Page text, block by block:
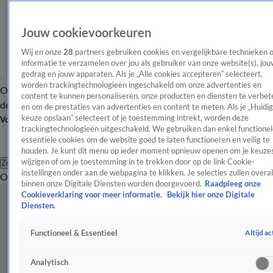
OverzichtAfleveringen Entertainment TV Algemeen
Tip
de redactieNieuwsbrief
Volg Shownieuws
Zoeken
OverzichtEntertainmentSpraakmakendRealityCrimeVideo's
Jouw cookievoorkeuren
Wij en onze 28 partners gebruiken cookies en vergelijkbare technieken
informatie te verzamelen over jou als gebruiker van onze website(s),
gedrag en jouw apparaten. Als je „Alle cookies accepteren” selecteert,
worden trackingtechnologieën ingeschakeld om onze advertenties en
content te kunnen personaliseren, onze producten en diensten te
en om de prestaties van advertenties en content te meten. Als je
keuze opslaan” selecteert of je toestemming intrekt, worden deze
trackingtechnologieën uitgeschakeld. We gebruiken dan enkel
essentiële cookies om de website goed te laten functioneren en veilig te
houden. Je kunt dit menu op ieder moment opnieuw openen om je
wijzigen of om je toestemming in te trekken door op de link Cookie-
instellingen onder aan de webpagina te klikken. Je selecties zullen overal
binnen onze Digitale Diensten worden doorgevoerd. Raadpleeg onze
Cookieverklaring voor meer informatie.
Bekijk hier onze Digitale
Diensten.
Functioneel & Essentieel Altijd
Analytisch